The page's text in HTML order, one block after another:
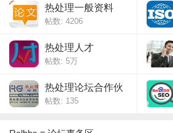
热处理一般资料
帖数: 4206
热处理人才
帖数: 5万
热处理论坛合作伙
伴
帖数: 135